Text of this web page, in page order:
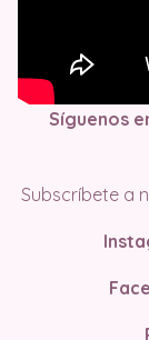
Síguenos
Subscríbete a